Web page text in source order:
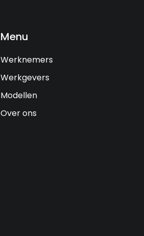
Menu
Werknemers
Werkgevers
Modellen
Over ons